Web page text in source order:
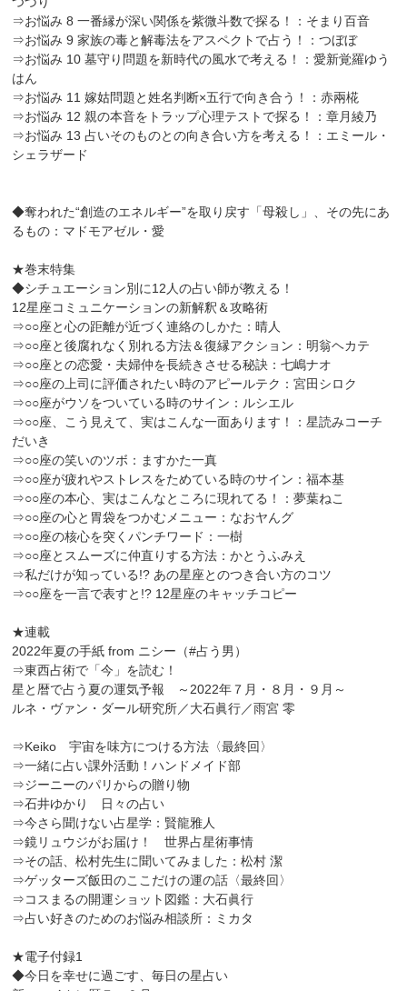
⇒お悩み 8 一番縁が深い関係を紫微斗数で探る！：そまり百音
⇒お悩み 9 家族の毒と解毒法をアスペクトで占う！：つぼぼ
⇒お悩み 10 墓守り問題を新時代の風水で考える！：愛新覚羅ゆう
はん
⇒お悩み 11 嫁姑問題と姓名判断×五行で向き合う！：赤兩椛
⇒お悩み 12 親の本音をトラップ心理テストで探る！：章月綾乃
⇒お悩み 13 占いそのものとの向き合い方を考える！：エミール・
シェラザード
◆奪われた“創造のエネルギー”を取り戻す「母殺し」、その先にあ
るもの：マドモアゼル・愛
★巻末特集
◆シチュエーション別に12人の占い師が教える！
12星座コミュニケーションの新解釈＆攻略術
⇒○○座と心の距離が近づく連絡のしかた：晴人
⇒○○座と後腐れなく別れる方法＆復縁アクション：明翁ヘカテ
⇒○○座との恋愛・夫婦仲を長続きさせる秘訣：七嶋ナオ
⇒○○座の上司に評価されたい時のアピールテク：宮田シロク
⇒○○座がウソをついている時のサイン：ルシエル
⇒○○座、こう見えて、実はこんな一面あります！：星読みコーチ
だいき
⇒○○座の笑いのツボ：ますかた一真
⇒○○座が疲れやストレスをためている時のサイン：福本基
⇒○○座の本心、実はこんなところに現れてる！：夢葉ねこ
⇒○○座の心と胃袋をつかむメニュー：なおヤんグ
⇒○○座の核心を突くパンチワード：一樹
⇒○○座とスムーズに仲直りする方法：かとうふみえ
⇒私だけが知っている!? あの星座とのつき合い方のコツ
⇒○○座を一言で表すと!? 12星座のキャッチコピー
★連載
2022年夏の手紙 from ニシー（#占う男）
⇒東西占術で「今」を読む！
星と暦で占う夏の運気予報 ～2022年７月・８月・９月～
ルネ・ヴァン・ダール研究所／大石眞行／雨宮 零
⇒Keiko 宇宙を味方につける方法〈最終回〉
⇒一緒に占い課外活動！ハンドメイド部
⇒ジーニーのパリからの贈り物
⇒石井ゆかり 日々の占い
⇒今さら聞けない占星学：賢龍雅人
⇒鏡リュウジがお届け！ 世界占星術事情
⇒その話、松村先生に聞いてみました：松村 潔
⇒ゲッターズ飯田のここだけの運の話〈最終回〉
⇒コスまるの開運ショット図鑑：大石眞行
⇒占い好きのためのお悩み相談所：ミカタ
★電子付録1
◆今日を幸せに過ごす、毎日の星占い